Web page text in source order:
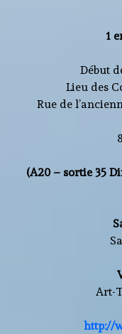
1
Début
Lieu des
Rue de
(A20 – sortie 35
Art-
http://